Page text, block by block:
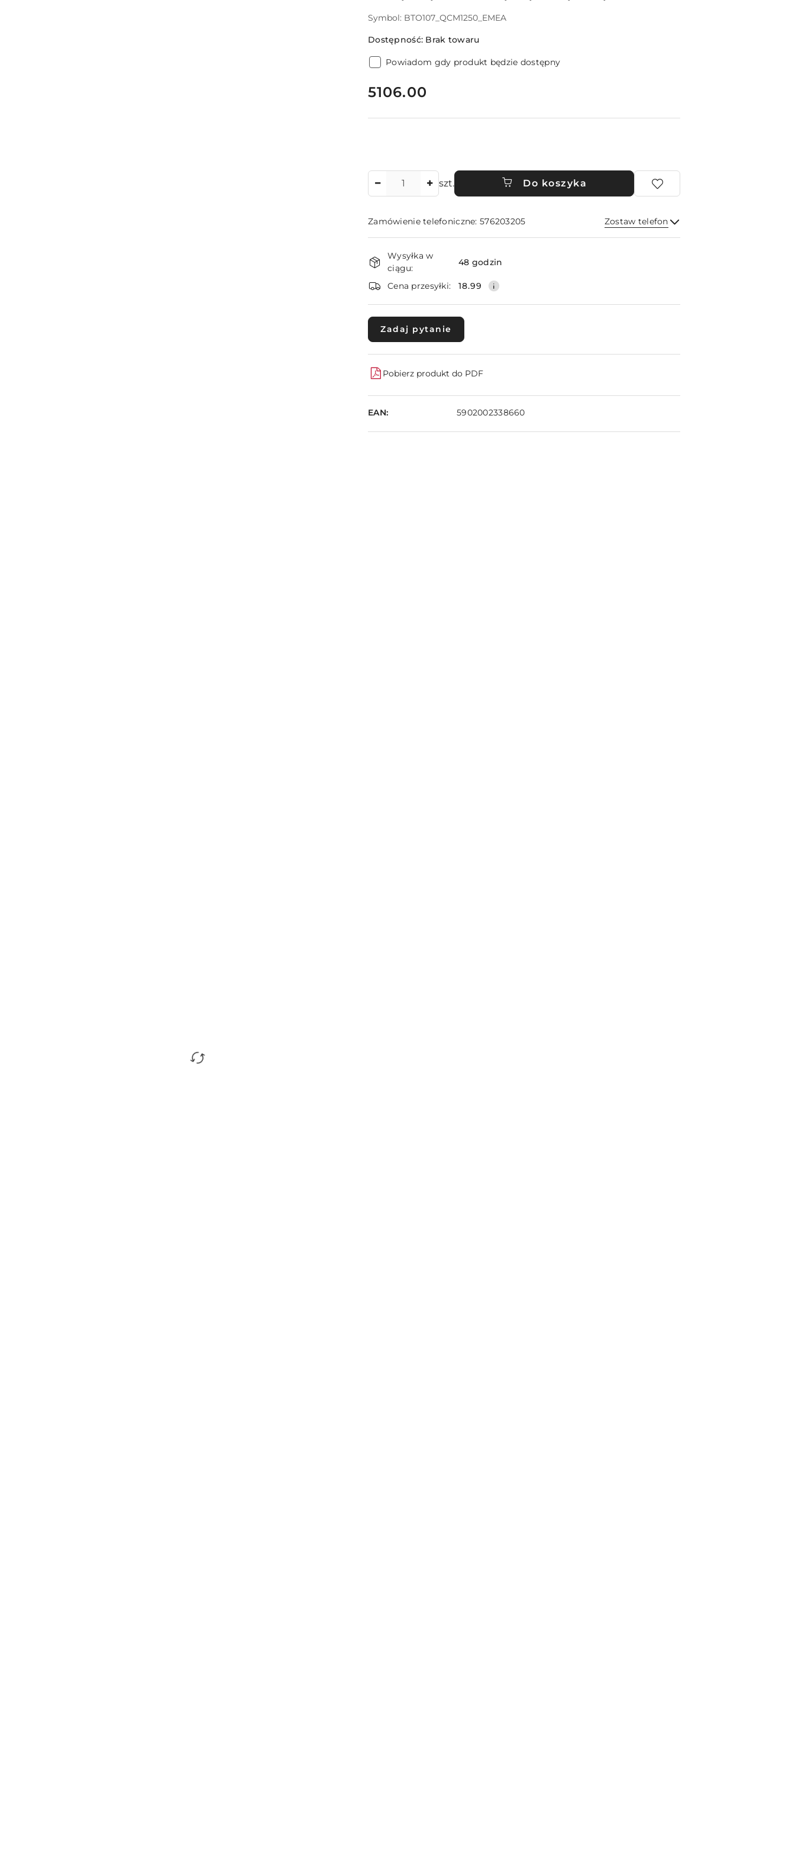
Symbol: BTO107_QCM1250_EMEA
Dostępność: Brak towaru
Powiadom gdy produkt będzie dostępny
cena:
5106.00
szt. Do koszyka
Zamówienie telefoniczne: 576203205 Zostaw telefon
Wyślij
Dostępność
i
dostawa
Wysyłka w
ciągu:
48 godzin
Cena przesyłki: 18.99
Zadaj pytanie
Pobierz produkt do PDF
EAN: 5902002338660